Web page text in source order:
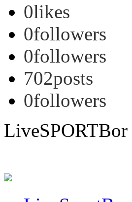
0likes
0followers
0followers
702posts
0followers
LiveSPORTBor